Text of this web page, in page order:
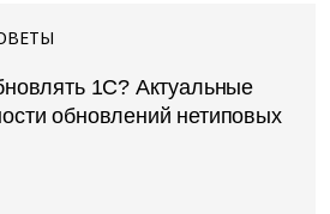
1С? Актуальные
обновлений нетиповых